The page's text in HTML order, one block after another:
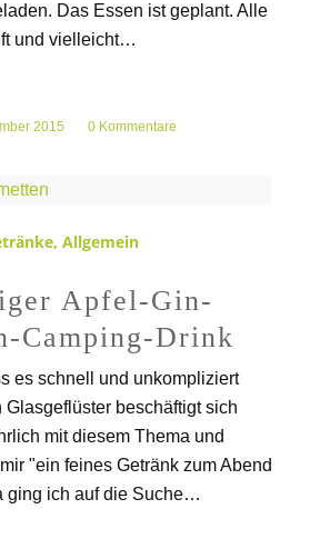
Das Essen ist geplant. Alle
und vielleicht…
2015
/ 0 Kommentare
,Allgemein
Apfel-Gin-
Camping-Drink
es schnell und unkompliziert
Glasgeflüster beschäftigt sich
mit diesem Thema und
"ein feines Getränk zum Abend
ging ich auf die Suche…